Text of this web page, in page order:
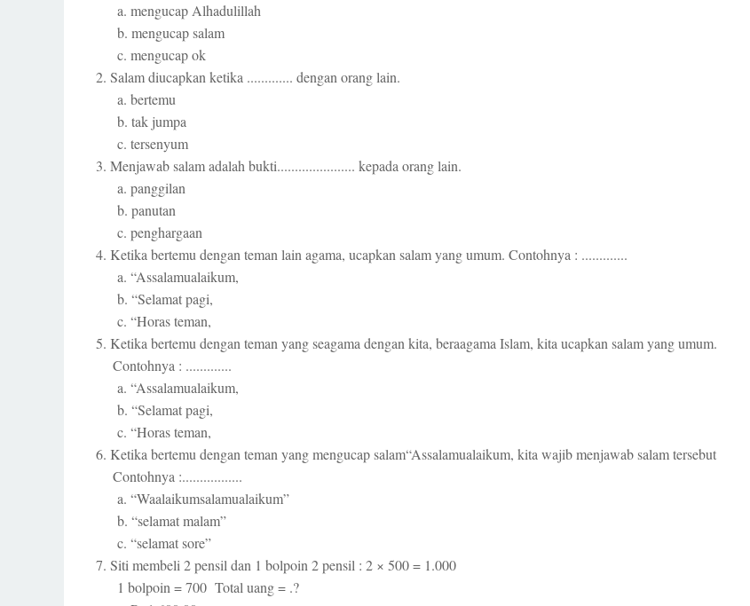
a. mengucap Alhadulillah
b. mengucap salam
c. mengucap ok
2. Salam diucapkan ketika ............. dengan orang lain.
a. bertemu
b. tak jumpa
c. tersenyum
3. Menjawab salam adalah bukti...................... kepada orang lain.
a. panggilan
b. panutan
c. penghargaan
4. Ketika bertemu dengan teman lain agama, ucapkan salam yang umum. Contohnya : .............
a. “Assalamualaikum,
b. “Selamat pagi,
c. “Horas teman,
5. Ketika bertemu dengan teman yang seagama dengan kita, beraagama Islam, kita ucapkan salam yang umum.
Contohnya : .............
a. “Assalamualaikum,
b. “Selamat pagi,
c. “Horas teman,
6. Ketika bertemu dengan teman yang mengucap salam“Assalamualaikum, kita wajib menjawab salam tersebut
Contohnya :.................
a. “Waalaikumsalamualaikum”
b. “selamat malam”
c. “selamat sore”
7. Siti membeli 2 pensil dan 1 bolpoin 2 pensil : 2 × 500 = 1.000
1 bolpoin = 700 Total uang = .?